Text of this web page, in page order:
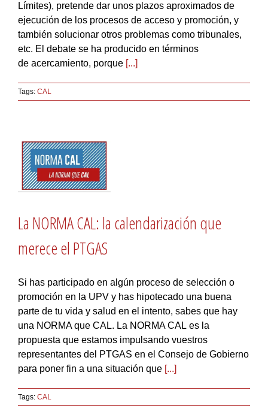
Límites), pretende dar unos plazos aproximados de
ejecución de los procesos de acceso y promoción, y
también solucionar otros problemas como tribunales,
etc. El debate se ha producido en términos
de acercamiento, porque [...]
Tags: CAL
La NORMA CAL: la calendarización que
merece el PTGAS
Si has participado en algún proceso de selección o
promoción en la UPV y has hipotecado una buena
parte de tu vida y salud en el intento, sabes que hay
una NORMA que CAL. La NORMA CAL es la
propuesta que estamos impulsando vuestros
representantes del PTGAS en el Consejo de Gobierno
para poner fin a una situación que [...]
Tags: CAL